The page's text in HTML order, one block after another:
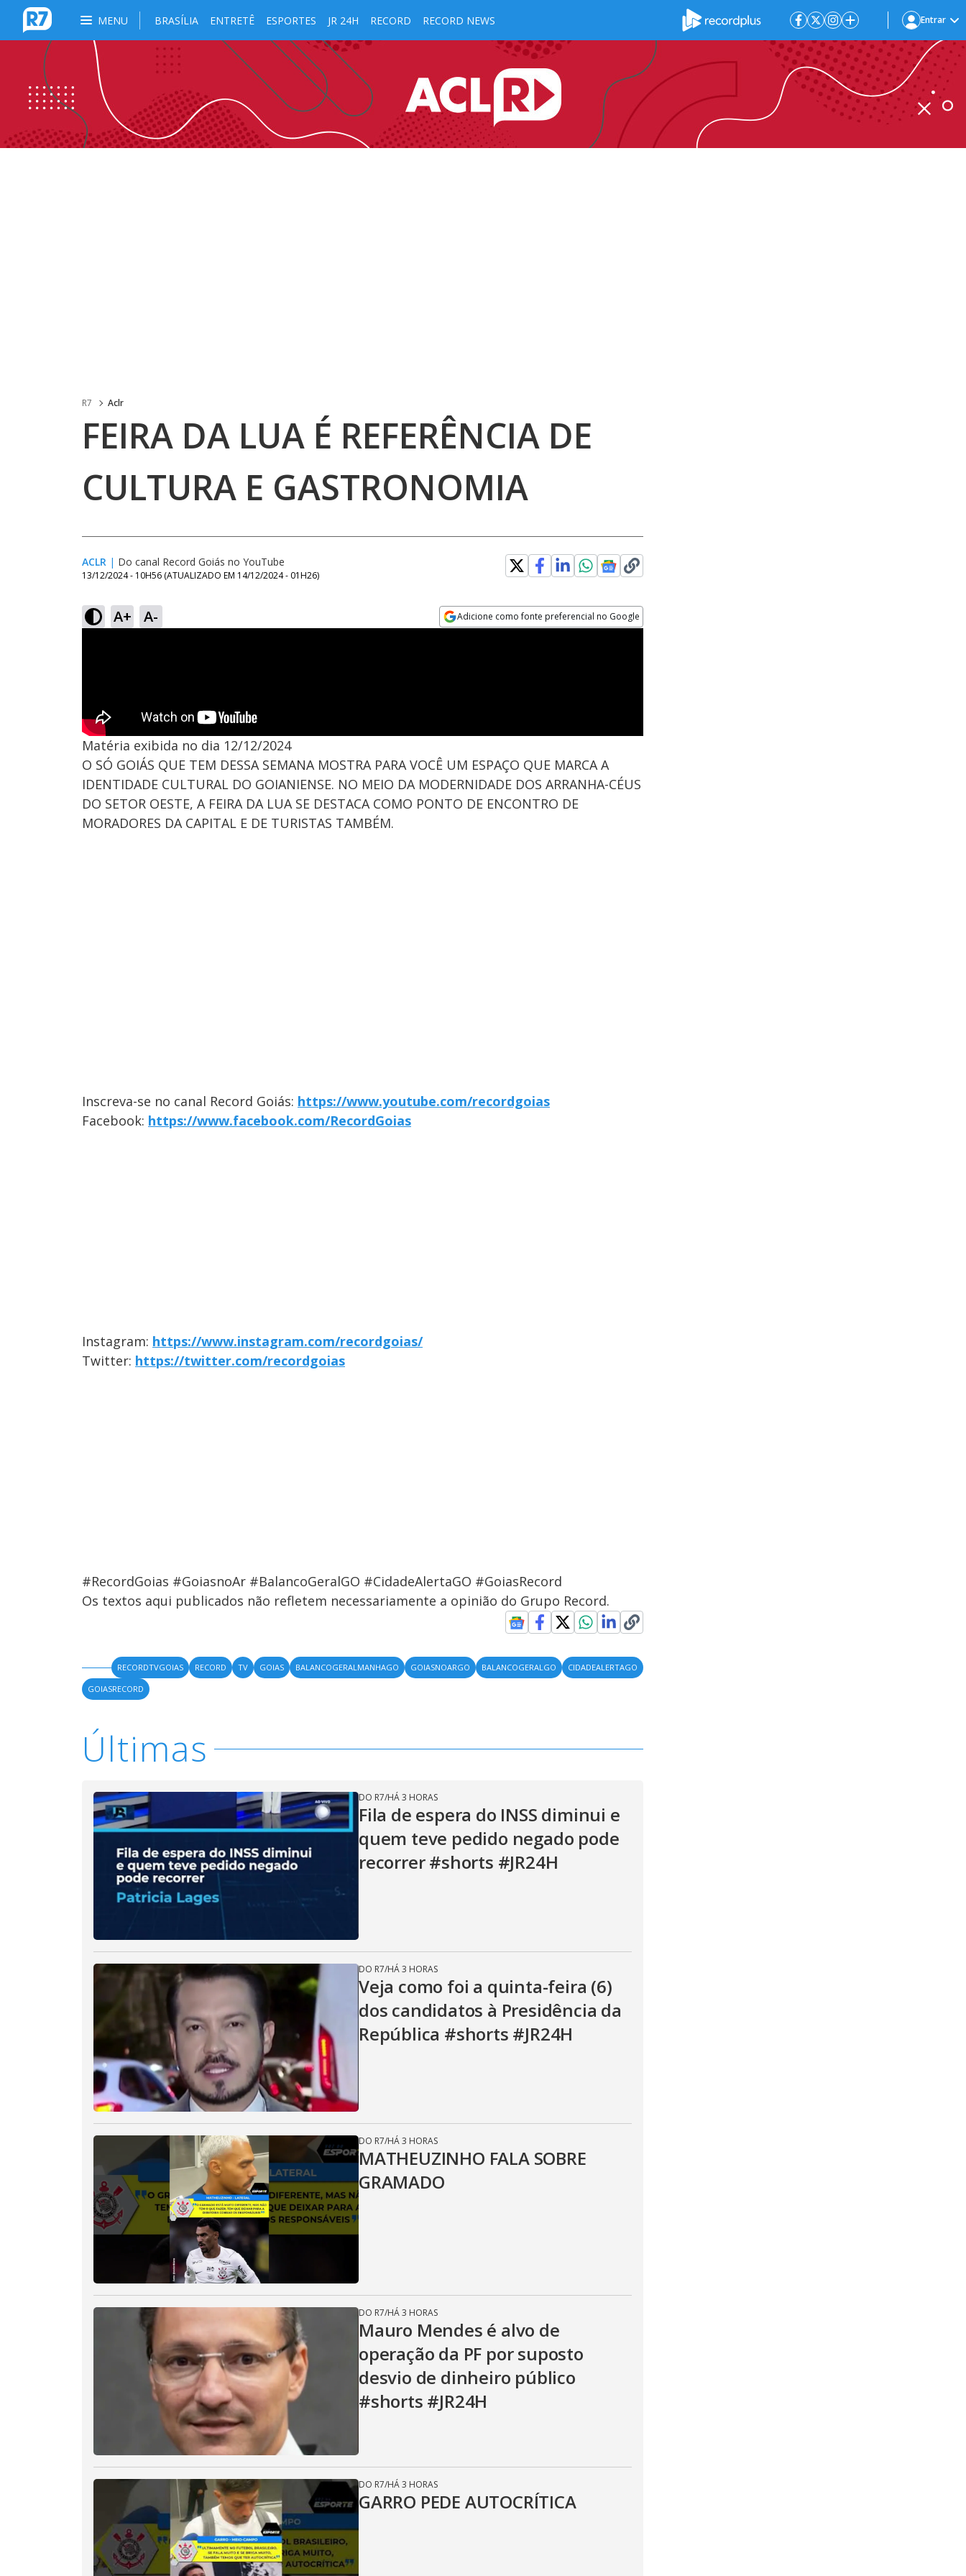
MENU BRASÍLIA ENTRETÊ ESPORTES JR 24H RECORD RECORD NEWS Entrar
R7 Aclr
FEIRA DA LUA É REFERÊNCIA DE
CULTURA E GASTRONOMIA
ACLR | Do canal Record Goiás no YouTube
13/12/2024 - 10H56 (ATUALIZADO EM 14/12/2024 - 01H26)
A+ A- Adicione como fonte preferencial no Google
Matéria exibida no dia 12/12/2024
O SÓ GOIÁS QUE TEM DESSA SEMANA MOSTRA PARA VOCÊ UM ESPAÇO QUE MARCA A
IDENTIDADE CULTURAL DO GOIANIENSE. NO MEIO DA MODERNIDADE DOS ARRANHA-CÉUS
DO SETOR OESTE, A FEIRA DA LUA SE DESTACA COMO PONTO DE ENCONTRO DE
MORADORES DA CAPITAL E DE TURISTAS TAMBÉM.
Inscreva-se no canal Record Goiás: https://www.youtube.com/recordgoias
Facebook: https://www.facebook.com/RecordGoias
Instagram: https://www.instagram.com/recordgoias/
Twitter: https://twitter.com/recordgoias
#RecordGoias #GoiasnoAr #BalancoGeralGO #CidadeAlertaGO #GoiasRecord
Os textos aqui publicados não refletem necessariamente a opinião do Grupo Record.
RECORDTVGOIAS RECORD TV GOIAS BALANCOGERALMANHAGO GOIASNOARGO BALANCOGERALGO
CIDADEALERTAGO
GOIASRECORD
Últimas
DO R7/HÁ 3 HORAS
Fila de espera do INSS diminui e
quem teve pedido negado pode
recorrer #shorts #JR24H
DO R7/HÁ 3 HORAS
Veja como foi a quinta-feira (6)
dos candidatos à Presidência da
República #shorts #JR24H
DO R7/HÁ 3 HORAS
MATHEUZINHO FALA SOBRE
GRAMADO
DO R7/HÁ 3 HORAS
Mauro Mendes é alvo de
operação da PF por suposto
desvio de dinheiro público
#shorts #JR24H
DO R7/HÁ 3 HORAS
GARRO PEDE AUTOCRÍTICA